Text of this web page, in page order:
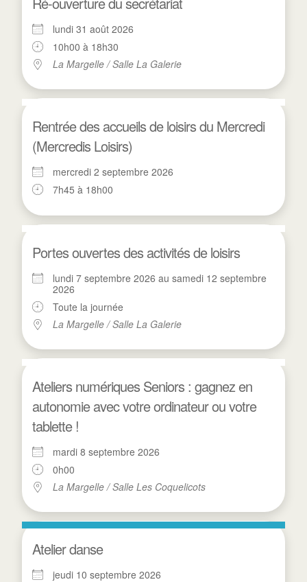
lundi 31 août 2026
10h00 à 18h30
La Margelle / Salle La Galerie
Rentrée des accueils de loisirs du Mercredi
(Mercredis Loisirs)
mercredi 2 septembre 2026
7h45 à 18h00
Portes ouvertes des activités de loisirs
lundi 7 septembre 2026 au samedi 12 septembre
2026
Toute la journée
La Margelle / Salle La Galerie
Ateliers numériques Seniors : gagnez en
autonomie avec votre ordinateur ou votre
tablette !
mardi 8 septembre 2026
0h00
La Margelle / Salle Les Coquelicots
Atelier danse
jeudi 10 septembre 2026